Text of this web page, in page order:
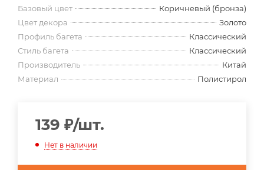
Базовый цвет
Коричневый (бронза)
Цвет декора
Золото
Профиль багета
Классический
Стиль багета
Классический
Производитель
Китай
Материал
Полистирол
139 ₽/шт.
Нет в наличии